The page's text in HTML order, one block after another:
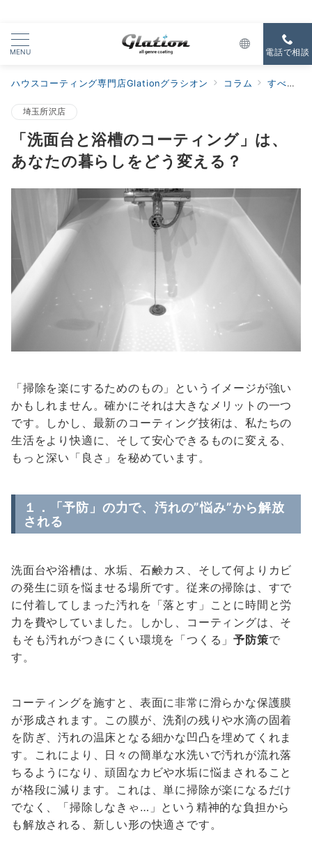
MENU 電話で相談
ハウスコーティング専門店Glationグラシオン コラム すべての新着
埼玉所沢店
「洗面台と浴槽のコーティング」は、
あなたの暮らしをどう変える？
「掃除を楽にするためのもの」というイメージが強い
かもしれません。確かにそれは大きなメリットの一つ
です。しかし、最新のコーティング技術は、私たちの
生活をより快適に、そして安心できるものに変える、
もっと深い「良さ」を秘めています。
１．「予防」の力で、汚れの”悩み”から解放
される
洗面台や浴槽は、水垢、石鹸カス、そして何よりカビ
の発生に頭を悩ませる場所です。従来の掃除は、すで
に付着してしまった汚れを「落とす」ことに時間と労
力を費やしていました。しかし、コーティングは、そ
もそも汚れがつきにくい環境を「つくる」予防策で
す。
コーティングを施すと、表面に非常に滑らかな保護膜
が形成されます。この膜が、洗剤の残りや水滴の固着
を防ぎ、汚れの温床となる細かな凹凸を埋めてくれま
す。これにより、日々の簡単な水洗いで汚れが流れ落
ちるようになり、頑固なカビや水垢に悩まされること
が格段に減ります。これは、単に掃除が楽になるだけ
でなく、「掃除しなきゃ…」という精神的な負担から
も解放される、新しい形の快適さです。